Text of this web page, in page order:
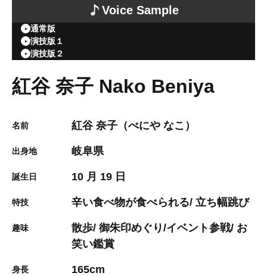
Voice Sample
通常版
演技版１
演技版２
紅谷 奈子 Nako Beniya
名前 紅谷 奈子（べにや なこ）
出身地 岐阜県
誕生日 10 月 19 日
特技 辛い食べ物が食べられる/ 立ち幅跳び
趣味
散歩/ 御朱印めぐり/イベント参戦/ お
笑い鑑賞
身長 165cm